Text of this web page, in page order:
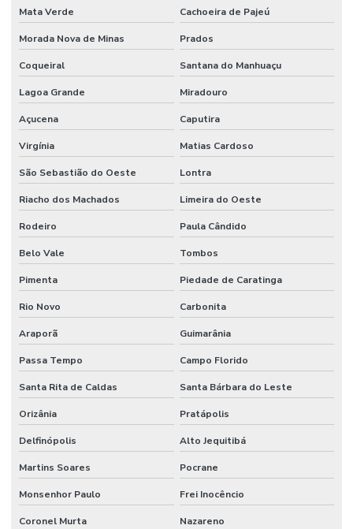
Mata Verde Cachoeira de Pajeú
Morada Nova de Minas Prados
Coqueiral Santana do Manhuaçu
Lagoa Grande Miradouro
Açucena Caputira
Virgínia Matias Cardoso
São Sebastião do Oeste Lontra
Riacho dos Machados Limeira do Oeste
Rodeiro Paula Cândido
Belo Vale Tombos
Pimenta Piedade de Caratinga
Rio Novo Carbonita
Araporã Guimarânia
Passa Tempo Campo Florido
Santa Rita de Caldas Santa Bárbara do Leste
Orizânia Pratápolis
Delfinópolis Alto Jequitibá
Martins Soares Pocrane
Monsenhor Paulo Frei Inocêncio
Coronel Murta Nazareno